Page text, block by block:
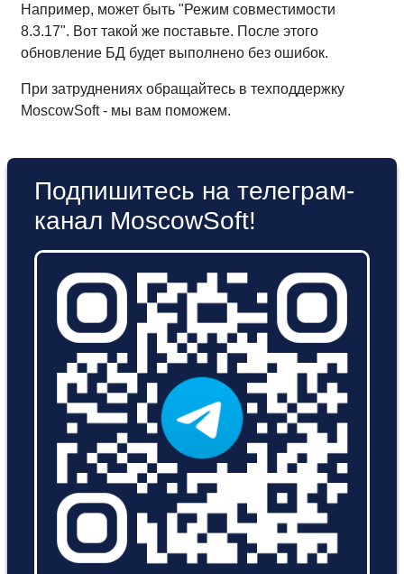
Например, может быть "Режим совместимости
8.3.17". Вот такой же поставьте. После этого
обновление БД будет выполнено без ошибок.
При затруднениях обращайтесь в техподдержку
MoscowSoft - мы вам поможем.
Подпишитесь на телеграм-
канал MoscowSoft!